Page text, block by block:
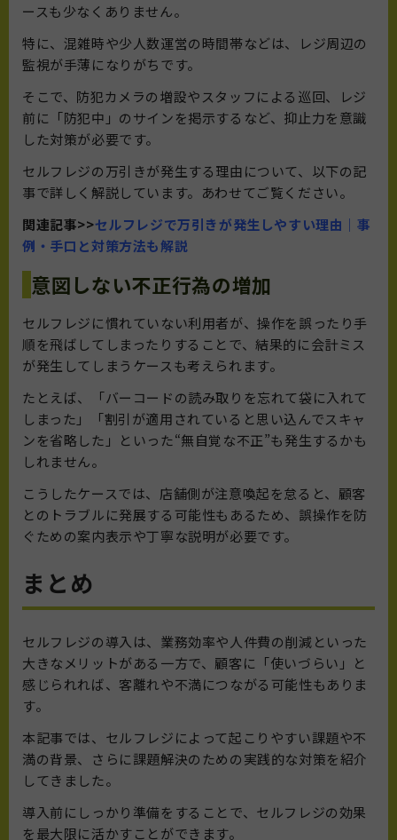
ースも少なくありません。
特に、混雑時や少人数運営の時間帯などは、レジ周辺の
監視が手薄になりがちです。
そこで、防犯カメラの増設やスタッフによる巡回、レジ
前に「防犯中」のサインを掲示するなど、抑止力を意識
した対策が必要です。
セルフレジの万引きが発生する理由について、以下の記
事で詳しく解説しています。あわせてご覧ください。
関連記事>>セルフレジで万引きが発生しやすい理由｜事
例・手口と対策方法も解説
意図しない不正行為の増加
セルフレジに慣れていない利用者が、操作を誤ったり手
順を飛ばしてしまったりすることで、結果的に会計ミス
が発生してしまうケースも考えられます。
たとえば、「バーコードの読み取りを忘れて袋に入れて
しまった」「割引が適用されていると思い込んでスキャ
ンを省略した」といった“無自覚な不正”も発生するかも
しれません。
こうしたケースでは、店舗側が注意喚起を怠ると、顧客
とのトラブルに発展する可能性もあるため、誤操作を防
ぐための案内表示や丁寧な説明が必要です。
まとめ
セルフレジの導入は、業務効率や人件費の削減といった
大きなメリットがある一方で、顧客に「使いづらい」と
感じられれば、客離れや不満につながる可能性もありま
す。
本記事では、セルフレジによって起こりやすい課題や不
満の背景、さらに課題解決のための実践的な対策を紹介
してきました。
導入前にしっかり準備をすることで、セルフレジの効果
を最大限に活かすことができます。